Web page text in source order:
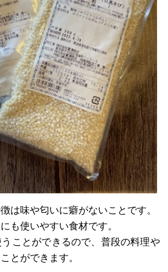
は味や匂いに癖がないことです。
も使いやすい食材です。
ことができるので、普段の料理や
とができます。